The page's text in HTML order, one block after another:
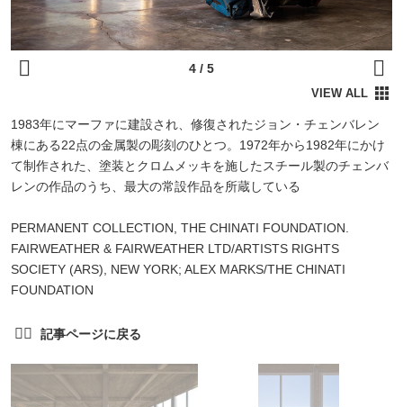
1983年にマーファに建設され、修復されたジョン・チェンバレン
棟にある22点の金属製の彫刻のひとつ。1972年から1982年にかけ
て制作された、塗装とクロムメッキを施したスチール製のチェンバ
レンの作品のうち、最大の常設作品を所蔵している
PERMANENT COLLECTION, THE CHINATI FOUNDATION.
FAIRWEATHER & FAIRWEATHER LTD/ARTISTS RIGHTS
SOCIETY (ARS), NEW YORK; ALEX MARKS/THE CHINATI
FOUNDATION